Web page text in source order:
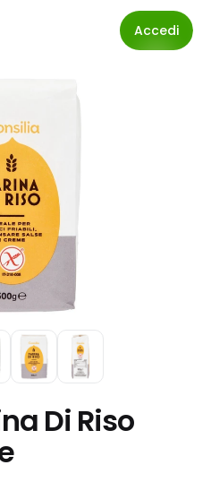
Accedi
Di Riso